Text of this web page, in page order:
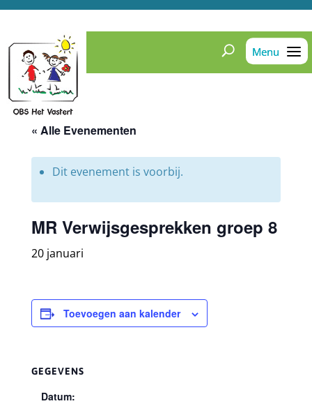
« Alle Evenementen
Dit evenement is voorbij.
MR Verwijsgesprekken groep 8
20 januari
Toevoegen aan kalender
GEGEVENS
Datum: